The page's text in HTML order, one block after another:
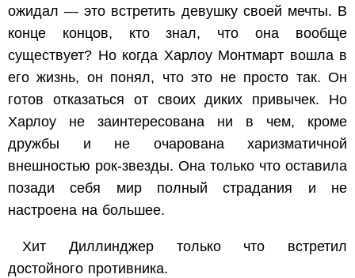
ожидал — это встретить девушку своей мечты. В
конце концов, кто знал, что она вообще
существует? Но когда Харлоу Монтмарт вошла в
его жизнь, он понял, что это не просто так. Он
готов отказаться от своих диких привычек. Но
Харлоу не заинтересована ни в чем, кроме
дружбы и не очарована харизматичной
внешностью рок-звезды. Она только что оставила
позади себя мир полный страдания и не
настроена на большее.
Хит Диллинджер только что встретил
достойного противника.